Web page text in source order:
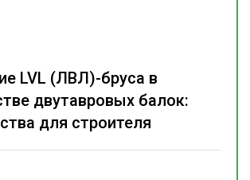
LVL (ЛВЛ)-бруса в
двутавровых балок:
для строителя